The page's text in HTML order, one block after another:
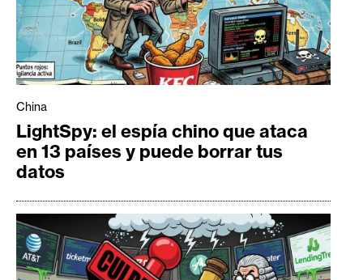
China
LightSpy: el espía chino que ataca
en 13 países y puede borrar tus
datos